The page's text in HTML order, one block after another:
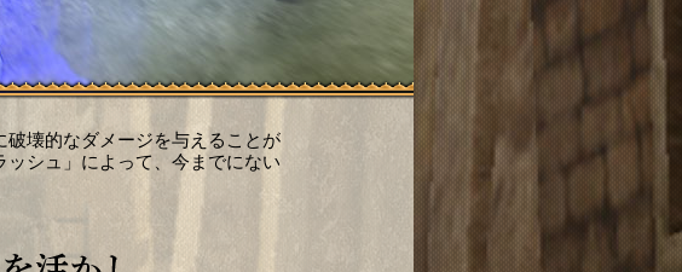
壊的なダメージを与えることが
シュ」によって、今までにない